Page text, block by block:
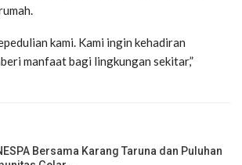
kami. Kami ingin kehadiran
manfaat bagi lingkungan sekitar,”
Bersama Karang Taruna dan Puluhan